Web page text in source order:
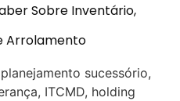
Sobre Inventário,
Arrolamento
sucessório,
ITCMD, holding